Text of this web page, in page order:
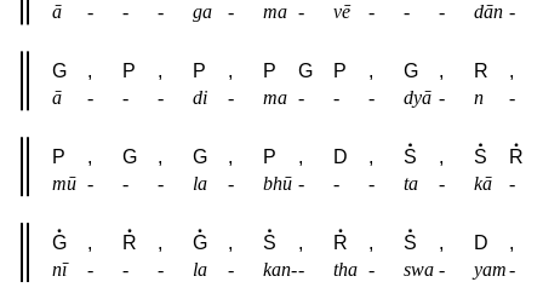
ā
- - - ga - ma - vē - - - dān -
G , P , P , P G P , G , R
,
ā
- - - di - ma - - - dyā - n -
P , G , G , P , D , S , S
R
mū - - - la - bhū - - - ta - kā -
G , R , G , S , R , S , D
,
nī
- - - la - kan-- tha - swa - yam-